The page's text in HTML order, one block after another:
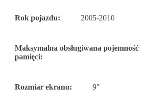
Rok pojazdu: 2005-2010
Maksymalna obsługiwana
pamięci:
Rozmiar ekranu: 9"